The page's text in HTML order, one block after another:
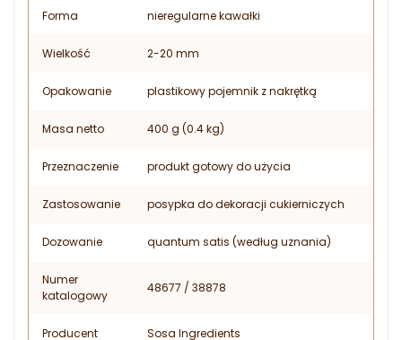
Forma nieregularne kawałki
Wielkość 2-20 mm
Opakowanie plastikowy pojemnik z nakrętką
Masa netto 400 g (0.4 kg)
Przeznaczenie produkt gotowy do użycia
Zastosowanie posypka do dekoracji cukierniczych
Dozowanie quantum satis (według uznania)
Numer
katalogowy
48677 / 38878
Producent Sosa Ingredients